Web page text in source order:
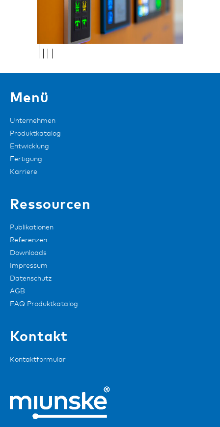
Menü
Unternehmen
Produktkatalog
Entwicklung
Fertigung
Karriere
Ressourcen
Publikationen
Referenzen
Downloads
Impressum
Datenschutz
AGB
FAQ Produktkatalog
Kontakt
Kontaktformular